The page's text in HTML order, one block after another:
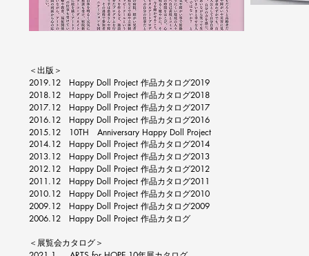
＜出版＞​​
2019.12 Happy Doll Project 作品カタログ2019
2018.12 Happy Doll Project 作品カタログ2018
2017.12 Happy Doll Project 作品カタログ2017
2016.12 Happy Doll Project 作品カタログ2016
2015.12 10TH Anniversary Happy Doll Project
2014.12 Happy Doll Project 作品カタログ2014
2013.12 Happy Doll Project 作品カタログ2013
2012.12 Happy Doll Project 作品カタログ2012
2011.12 Happy Doll Project 作品カタログ2011
2010.12 Happy Doll Project 作品カタログ2010
2009.12 Happy Doll Project 作品カタログ2009
2006.12 Happy Doll Project 作品カタログ
＜展覧会カタログ＞